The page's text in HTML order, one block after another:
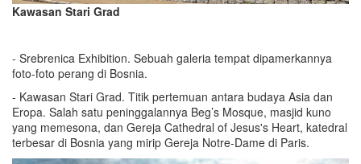
Kawasan Stari Grad
- Srebrenica Exhibition. Sebuah galeria tempat dipamerkannya
foto-foto perang di Bosnia.
- Kawasan Stari Grad. Titik pertemuan antara budaya Asia dan
Eropa. Salah satu peninggalannya Beg’s Mosque, masjid kuno
yang memesona, dan Gereja Cathedral of Jesus's Heart, katedral
terbesar di Bosnia yang mirip Gereja Notre-Dame di Paris.